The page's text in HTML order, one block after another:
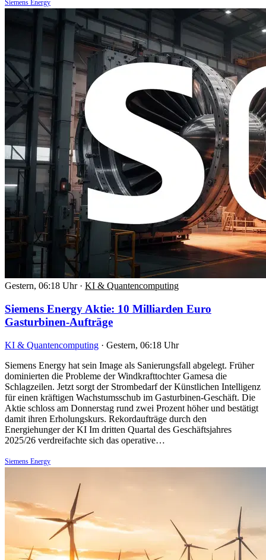
Siemens Energy
Gestern, 06:18 Uhr · KI & Quantencomputing
Siemens Energy Aktie: 10 Milliarden Euro
Gasturbinen-Aufträge
KI & Quantencomputing · Gestern, 06:18 Uhr
Siemens Energy hat sein Image als Sanierungsfall abgelegt. Früher
dominierten die Probleme der Windkrafttochter Gamesa die
Schlagzeilen. Jetzt sorgt der Strombedarf der Künstlichen Intelligenz
für einen kräftigen Wachstumsschub im Gasturbinen-Geschäft. Die
Aktie schloss am Donnerstag rund zwei Prozent höher und bestätigt
damit ihren Erholungskurs. Rekordaufträge durch den
Energiehunger der KI Im dritten Quartal des Geschäftsjahres
2025/26 verdreifachte sich das operative…
Siemens Energy